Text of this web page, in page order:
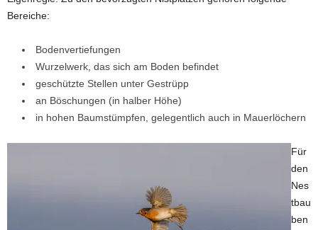
Bereiche:
Bodenvertiefungen
Wurzelwerk, das sich am Boden befindet
geschützte Stellen unter Gestrüpp
an Böschungen (in halber Höhe)
in hohen Baumstümpfen, gelegentlich auch in Mauerlöchern
Für
den
Nes
tbau
ben